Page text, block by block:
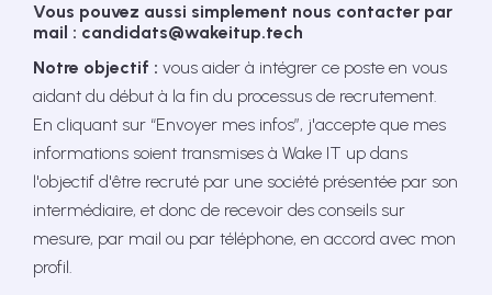
Vous pouvez aussi simplement nous contacter par
mail : candidats@wakeitup.tech
Notre objectif : vous aider à intégrer ce poste en vous
aidant du début à la fin du processus de recrutement.
En cliquant sur “Envoyer mes infos”, j'accepte que mes
informations soient transmises à Wake IT up dans
l'objectif d'être recruté par une société présentée par son
intermédiaire, et donc de recevoir des conseils sur
mesure, par mail ou par téléphone, en accord avec mon
profil.